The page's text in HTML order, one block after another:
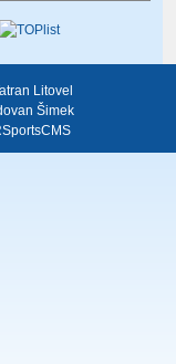
Litovel
Šimek